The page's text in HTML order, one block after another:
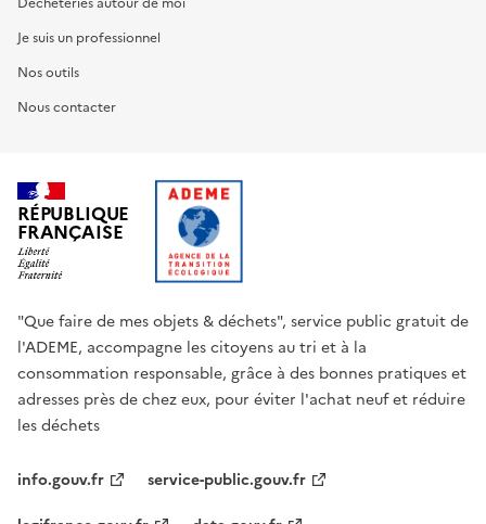
Je suis un professionnel
Nos outils
Nous contacter
RÉPUBLIQUE
FRANÇAISE
"Que faire de mes objets & déchets", service public gratuit de
l'ADEME, accompagne les citoyens au tri et à la
consommation responsable, grâce à des bonnes pratiques et
adresses près de chez eux, pour éviter l'achat neuf et réduire
les déchets
info.gouv.fr
service-public.gouv.fr